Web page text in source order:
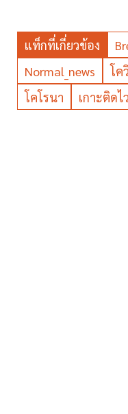
แท็กที่เกี่ยวข้อง
Normal_news
โค
โคโรนา
เกาะติดไ